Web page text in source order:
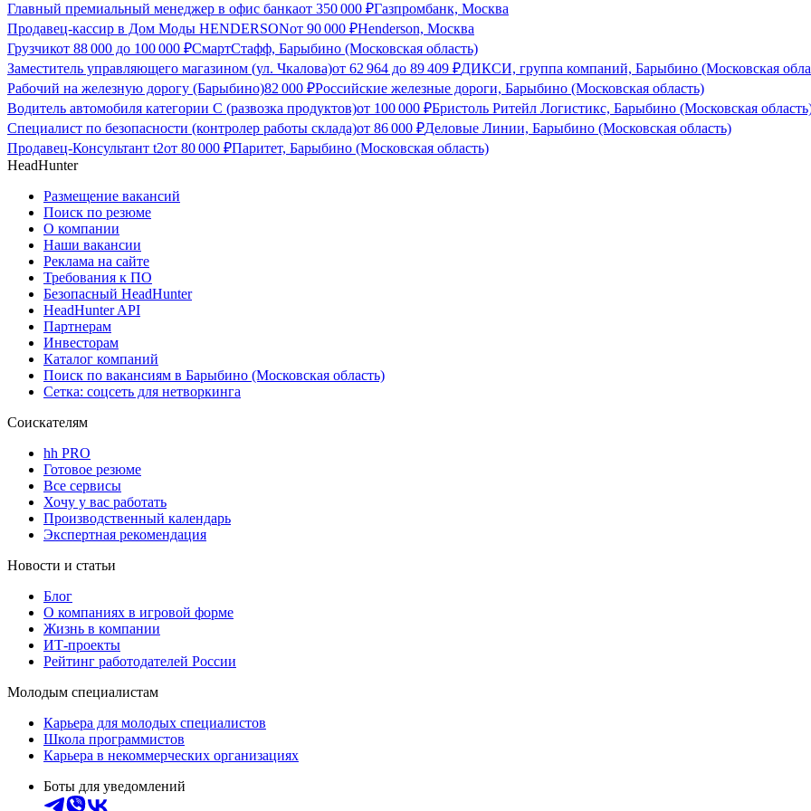
Главный премиальный менеджер в офис банкаот 350 000 ₽Газпромбанк, Москва
Продавец-кассир в Дом Моды HENDERSONот 90 000 ₽Henderson, Москва
Грузчикот 88 000 до 100 000 ₽СмартСтафф, Барыбино (Московская область)
Заместитель управляющего магазином (ул. Чкалова)от 62 964 до 89 409 ₽ДИКСИ, группа компаний, Барыбино (Московская
Рабочий на железную дорогу (Барыбино)82 000 ₽Российские железные дороги, Барыбино (Московская область)
Водитель автомобиля категории C (развозка продуктов)от 100 000 ₽Бристоль Ритейл Логистикс, Барыбино (Московская
Специалист по безопасности (контролер работы склада)от 86 000 ₽Деловые Линии, Барыбино (Московская область)
Продавец-Консультант t2от 80 000 ₽Паритет, Барыбино (Московская область)
HeadHunter
Размещение вакансий
Поиск по резюме
О компании
Наши вакансии
Реклама на сайте
Требования к ПО
Безопасный HeadHunter
HeadHunter API
Партнерам
Инвесторам
Каталог компаний
Поиск по вакансиям в Барыбино (Московская область)
Сетка: соцсеть для нетворкинга
Соискателям
hh PRO
Готовое резюме
Все сервисы
Хочу у вас работать
Производственный календарь
Экспертная рекомендация
Новости и статьи
Блог
О компаниях в игровой форме
Жизнь в компании
ИТ-проекты
Рейтинг работодателей России
Молодым специалистам
Карьера для молодых специалистов
Школа программистов
Карьера в некоммерческих организациях
Боты для уведомлений